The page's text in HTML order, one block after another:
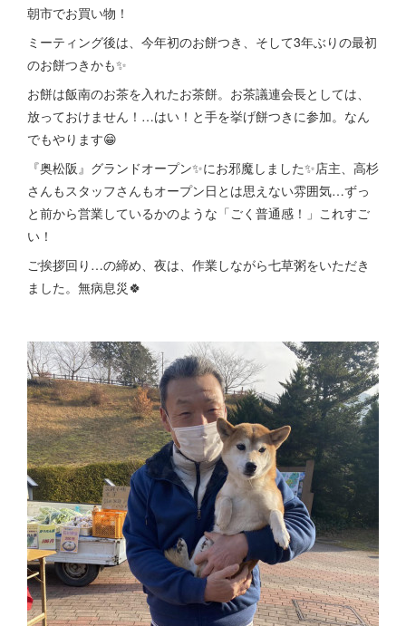
朝市でお買い物！
ミーティング後は、今年初のお餅つき、そして3年ぶりの最初
のお餅つきかも✨
お餅は飯南のお茶を入れたお茶餅。お茶議連会長としては、
放っておけません！…はい！と手を挙げ餅つきに参加。なん
でもやります😁
『奥松阪』グランドオープン✨にお邪魔しました✨店主、高杉
さんもスタッフさんもオープン日とは思えない雰囲気…ずっ
と前から営業しているかのような「ごく普通感！」これすご
い！
ご挨拶回り…の締め、夜は、作業しながら七草粥をいただき
ました。無病息災🍀